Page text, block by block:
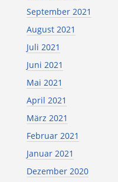
September 2021
August 2021
Juli 2021
Juni 2021
Mai 2021
April 2021
März 2021
Februar 2021
Januar 2021
Dezember 2020